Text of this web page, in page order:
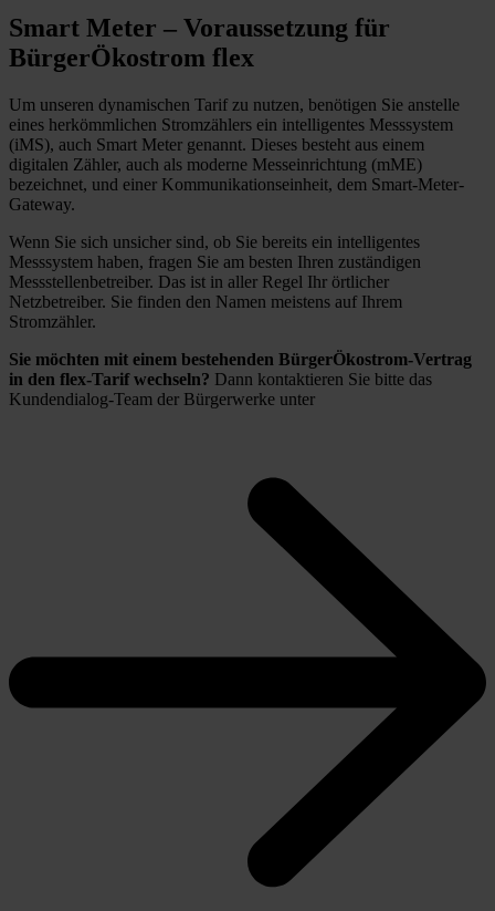
Smart Meter – Voraussetzung für
BürgerÖkostrom flex
Um unseren dynamischen Tarif zu nutzen, benötigen Sie anstelle
eines herkömmlichen Stromzählers ein intelligentes Messsystem
(iMS), auch Smart Meter genannt. Dieses besteht aus einem
digitalen Zähler, auch als moderne Messeinrichtung (mME)
bezeichnet, und einer Kommunikationseinheit, dem Smart-Meter-
Gateway.
Wenn Sie sich unsicher sind, ob Sie bereits ein intelligentes
Messsystem haben, fragen Sie am besten Ihren zuständigen
Messstellenbetreiber. Das ist in aller Regel Ihr örtlicher
Netzbetreiber. Sie finden den Namen meistens auf Ihrem
Stromzähler.
Sie möchten mit einem bestehenden BürgerÖkostrom-Vertrag
in den flex-Tarif wechseln? Dann kontaktieren Sie bitte das
Kundendialog-Team der Bürgerwerke unter